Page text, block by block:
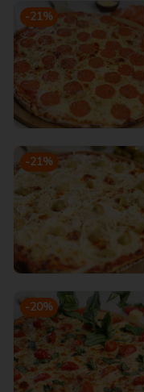
-21%
-21%
-20%